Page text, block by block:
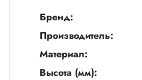
Бренд:
Производитель:
Материал:
Высота (мм):